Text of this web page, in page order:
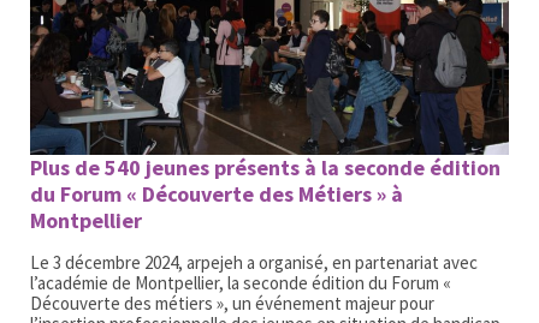
Plus de 540 jeunes présents à la seconde édition
du Forum « Découverte des Métiers » à
Montpellier
Le 3 décembre 2024, arpejeh a organisé, en partenariat avec
l’académie de Montpellier, la seconde édition du Forum «
Découverte des métiers », un événement majeur pour